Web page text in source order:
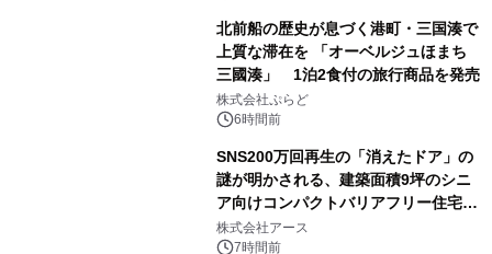
北前船の歴史が息づく港町・三国湊で
上質な滞在を 「オーベルジュほまち
三國湊」 1泊2食付の旅行商品を発売
株式会社ぷらど
6時間前
SNS200万回再生の「消えたドア」の
謎が明かされる、建築面積9坪のシニ
ア向けコンパクトバリアフリー住宅が
誕生
株式会社アース
7時間前